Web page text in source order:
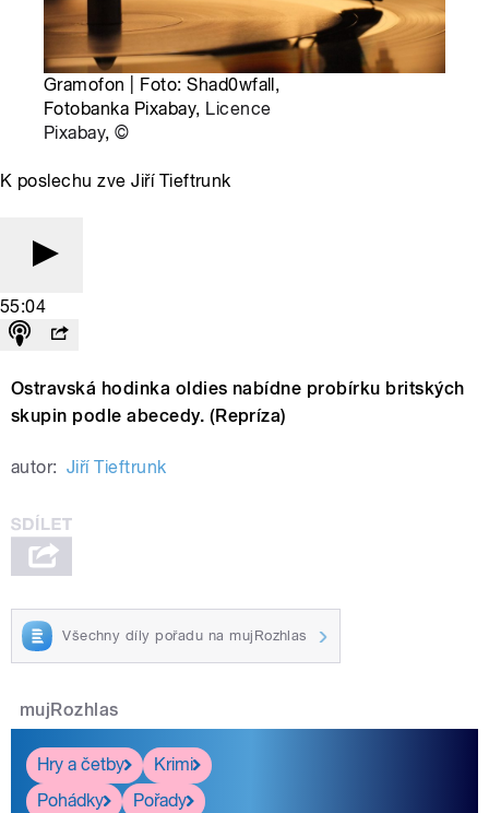
Gramofon | Foto: Shad0wfall,
Fotobanka Pixabay, Licence
Pixabay,©
K poslechu zve Jiří Tieftrunk
55:04
Ostravská hodinka oldies nabídne probírku britských
skupin podle abecedy. (Repríza)
autor: Jiří Tieftrunk
Všechny díly pořadu na mujRozhlas
mujRozhlas
Hry a četby
Krimi
Pohádky
Pořady